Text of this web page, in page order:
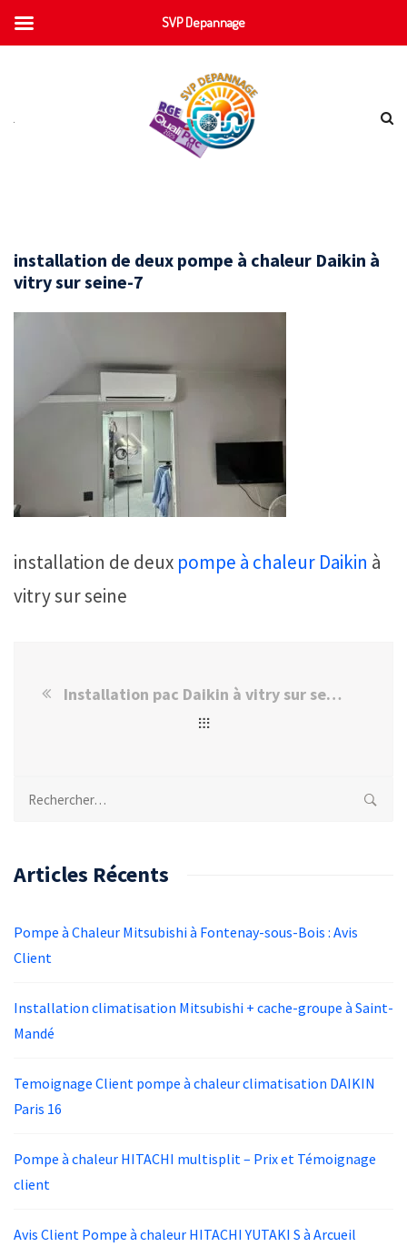
installation de deux pompe à chaleur Daikin à
vitry sur seine-7
installation de deux pompe à chaleur Daikin à
vitry sur seine
Installation pac Daikin à vitry sur seine
Rechercher :
Articles Récents
Pompe à Chaleur Mitsubishi à Fontenay-sous-Bois : Avis
Client
Installation climatisation Mitsubishi + cache-groupe à Saint-
Mandé
Temoignage Client pompe à chaleur climatisation DAIKIN
Paris 16
Pompe à chaleur HITACHI multisplit – Prix et Témoignage
client
Avis Client Pompe à chaleur HITACHI YUTAKI S à Arcueil
SVP Depannage